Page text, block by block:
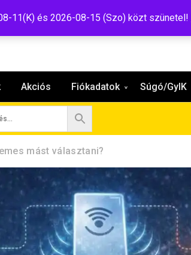
11(K) és 2026-08-15 (Szo) közt szünetel!
Akciós Fiókadatok Súgó/GyIK
mást választani?